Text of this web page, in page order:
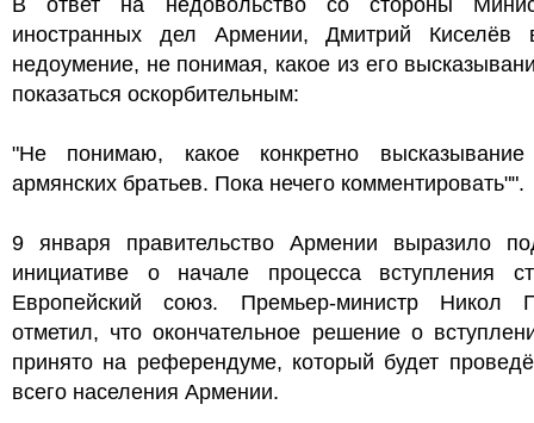
В ответ на недовольство со стороны
иностранных дел Армении, Дмитрий Киселёв
недоумение, не понимая, какое из его
показаться оскорбительным:
"Не понимаю, какое конкретно высказывание
армянских братьев. Пока нечего комментировать"".
9 января правительство Армении выразило
инициативе о начале процесса вступления
Европейский союз. Премьер-министр Никол
отметил, что окончательное решение о
принято на референдуме, который будет
всего населения Армении.